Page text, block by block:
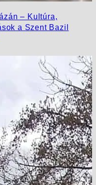
– Kultúra,
a Szent Bazil